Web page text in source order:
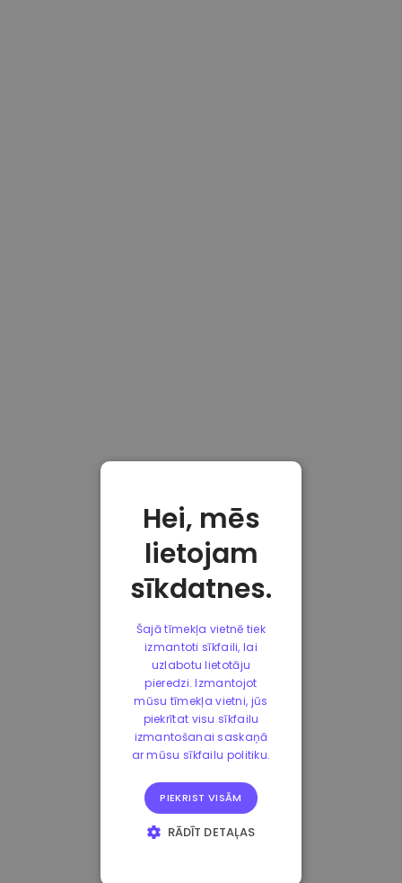
Hei, mēs
lietojam
sīkdatnes.
Šajā tīmekļa vietnē tiek
izmantoti sīkfaili, lai
uzlabotu lietotāju
pieredzi. Izmantojot
mūsu tīmekļa vietni, jūs
piekrītat visu sīkfailu
izmantošanai saskaņā
ar mūsu sīkfailu politiku.
PIEKRIST VISĀM
RĀDĪT DETAĻAS